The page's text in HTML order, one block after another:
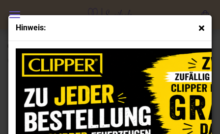
Hinweis:
Clipper Micro Feuerzeuge Set World Charms
(Art.Nr.:CL101157)